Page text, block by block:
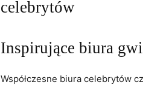
celebrytów
Inspirujące biura
Współczesne biura ‌celebrytów